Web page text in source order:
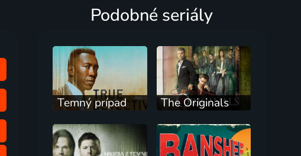
Podobné seriály
Temný prípad The Originals